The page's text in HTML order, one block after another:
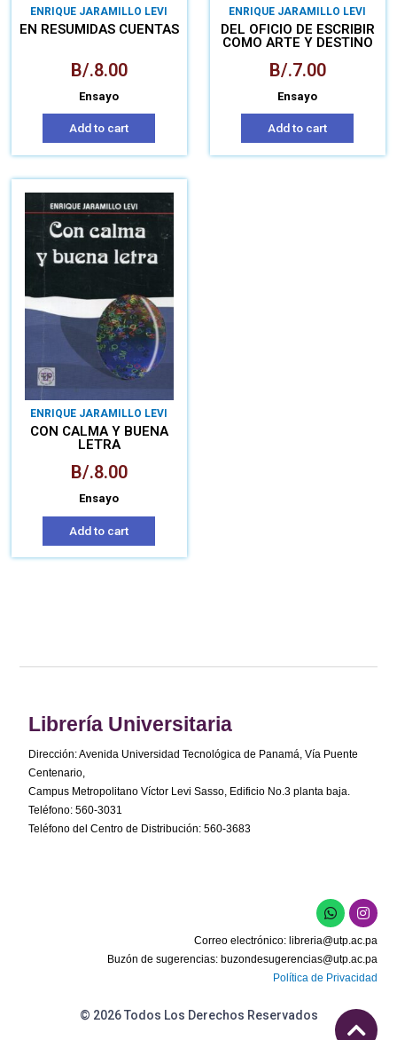
ENRIQUE JARAMILLO LEVI
EN RESUMIDAS CUENTAS
B/.8.00
Ensayo
Add to cart
ENRIQUE JARAMILLO LEVI
DEL OFICIO DE ESCRIBIR
COMO ARTE Y DESTINO
B/.7.00
Ensayo
Add to cart
ENRIQUE JARAMILLO LEVI
CON CALMA Y BUENA
LETRA
B/.8.00
Ensayo
Add to cart
Librería Universitaria
Dirección: Avenida Universidad Tecnológica de Panamá, Vía Puente
Centenario,
Campus Metropolitano Víctor Levi Sasso, Edificio No.3 planta baja.
Teléfono: 560-3031
Teléfono del Centro de Distribución: 560-3683
Correo electrónico: libreria@utp.ac.pa
Buzón de sugerencias: buzondesugerencias@utp.ac.pa
Política de Privacidad
© 2026 Todos Los Derechos Reservados